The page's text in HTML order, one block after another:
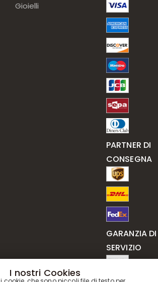
Gioielli
PARTNER DI
CONSEGNA
GARANZIA DI
SERVIZIO
I nostri Cookies